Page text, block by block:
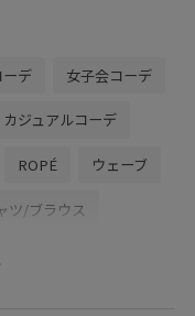
デ 女子会コーデ
カジュアルコーデ
ROPÉ ウェーブ
ツ/ブラウス